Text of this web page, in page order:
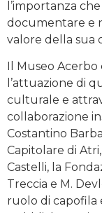
l’importanza
documentare e
valore della sua
Il Museo
l’attuazione di
culturale e
collaborazione
Costantino
Capitolare di
Castelli, la
Treccia e M.
ruolo di capofila